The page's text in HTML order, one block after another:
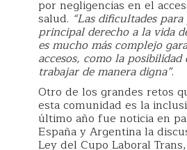
por negligencias en el
salud. “Las dificultades
principal derecho a la vida
es mucho más complejo
accesos, como la
trabajar de manera digna”.
Otro de los grandes retos
esta comunidad es la
último año fue noticia en
España y Argentina la
Ley del Cupo Laboral